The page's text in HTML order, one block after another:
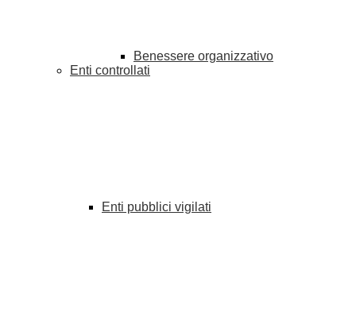
Benessere organizzativo
Enti controllati
Enti pubblici vigilati